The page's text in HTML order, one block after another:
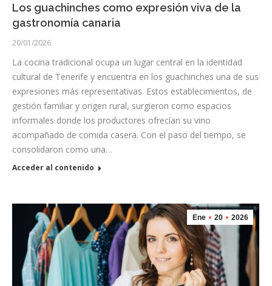
Los guachinches como expresión viva de la
gastronomía canaria
20/01/2026
La cocina tradicional ocupa un lugar central en la identidad
cultural de Tenerife y encuentra en los guachinches una de sus
expresiones más representativas. Estos establecimientos, de
gestión familiar y origen rural, surgieron como espacios
informales donde los productores ofrecían su vino
acompañado de comida casera. Con el paso del tiempo, se
consolidaron como una…
Acceder al contenido
Ene 20 2026